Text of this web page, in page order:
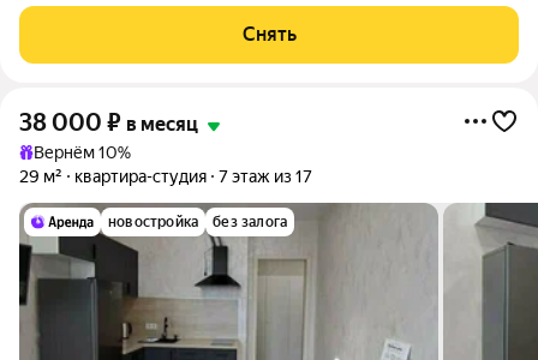
проживания. Мы можем показать вам квартиру онлайн это так
же детально, как
Снять
38 000 ₽ в месяц
Вернём 10%
29 м²
квартира-студия 7 этаж из 17
новостройка без залога